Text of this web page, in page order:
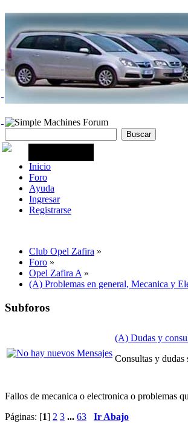
Inicio
Foro
Ayuda
Ingresar
Registrarse
Club Opel Zafira »
Foro »
Opel Zafira A »
(A) Problemas en general, Mecanica y
Subforos
(A) Dudas y
Consultas y dudas
Fallos de mecanica o electronica o problemas
Páginas: [1] 2 3 ... 63
Ir Abajo